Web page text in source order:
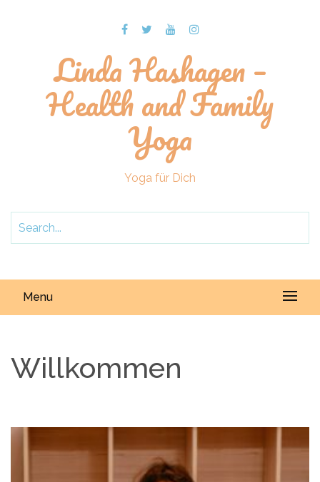
Linda Hashagen –
Health and Family
Yoga
Yoga für Dich
Menu
Willkommen